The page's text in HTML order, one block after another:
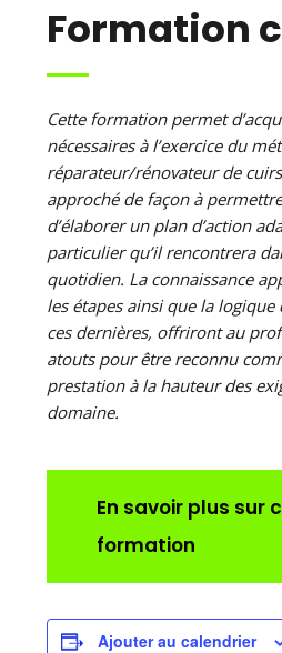
Formation
Cette formation permet
nécessaires à l’exercice du
réparateur/rénovateur de
approché de façon à
d’élaborer un plan d’action
particulier qu’il rencontrera
quotidien. La connaissance
les étapes ainsi que la
ces dernières, offriront au
atouts pour être reconnu
prestation à la hauteur des
domaine.
En savoir plus sur
formation
Ajouter au calendrier